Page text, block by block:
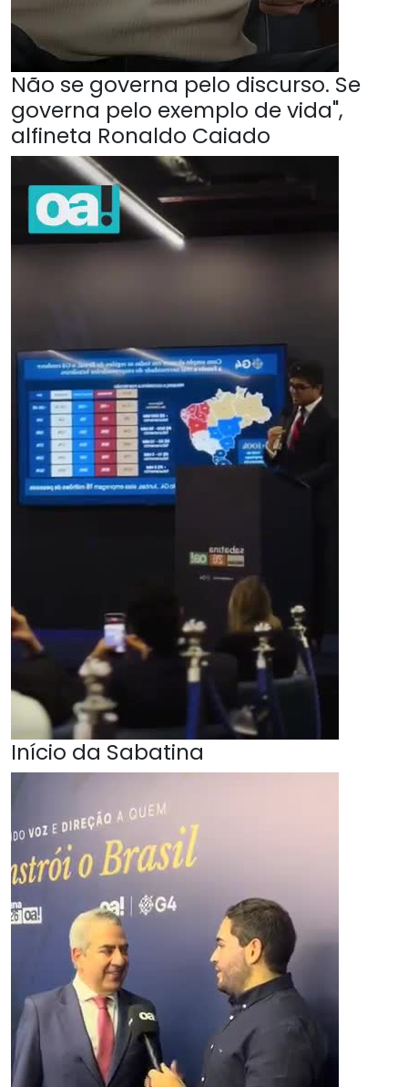
Não se governa pelo discurso. Se
governa pelo exemplo de vida",
alfineta Ronaldo Caiado
Início da Sabatina